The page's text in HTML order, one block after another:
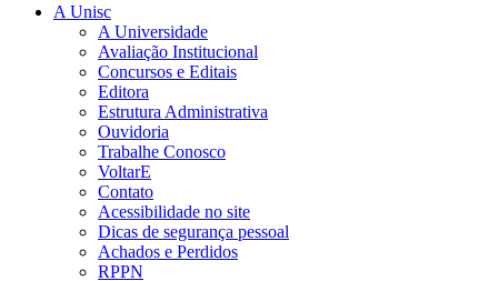
A Unisc
A Universidade
Avaliação Institucional
Concursos e Editais
Editora
Estrutura Administrativa
Ouvidoria
Trabalhe Conosco
VoltarE
Contato
Acessibilidade no site
Dicas de segurança pessoal
Achados e Perdidos
RPPN